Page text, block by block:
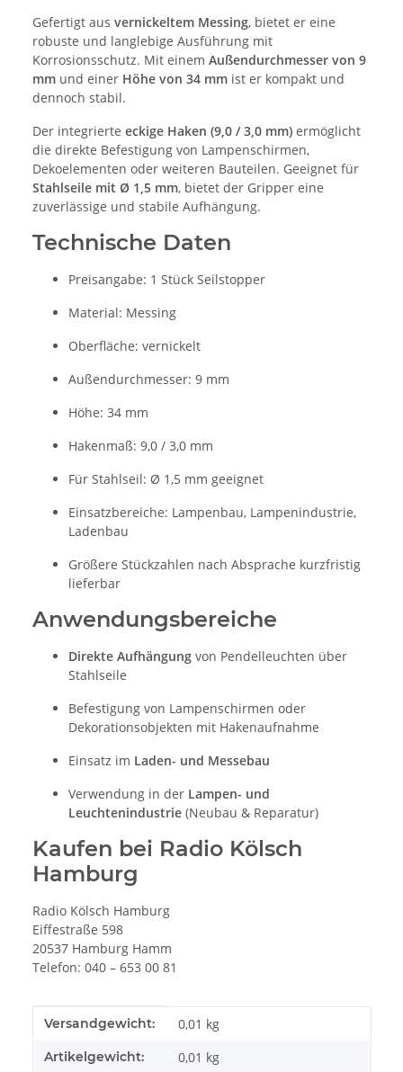
Gefertigt aus vernickeltem Messing, bietet er eine
robuste und langlebige Ausführung mit
Korrosionsschutz. Mit einem Außendurchmesser von 9
mm und einer Höhe von 34 mm ist er kompakt und
dennoch stabil.
Der integrierte eckige Haken (9,0 / 3,0 mm) ermöglicht
die direkte Befestigung von Lampenschirmen,
Dekoelementen oder weiteren Bauteilen. Geeignet für
Stahlseile mit Ø 1,5 mm, bietet der Gripper eine
zuverlässige und stabile Aufhängung.
Technische Daten
Preisangabe: 1 Stück Seilstopper
Material: Messing
Oberfläche: vernickelt
Außendurchmesser: 9 mm
Höhe: 34 mm
Hakenmaß: 9,0 / 3,0 mm
Für Stahlseil: Ø 1,5 mm geeignet
Einsatzbereiche: Lampenbau, Lampenindustrie,
Ladenbau
Größere Stückzahlen nach Absprache kurzfristig
lieferbar
Anwendungsbereiche
Direkte Aufhängung von Pendelleuchten über
Stahlseile
Befestigung von Lampenschirmen oder
Dekorationsobjekten mit Hakenaufnahme
Einsatz im Laden- und Messebau
Verwendung in der Lampen- und
Leuchtenindustrie (Neubau & Reparatur)
Kaufen bei Radio Kölsch
Hamburg
Radio Kölsch Hamburg
Eiffestraße 598
20537 Hamburg Hamm
Telefon: 040 – 653 00 81
Produkteigenschaft
Wert
Versandgewicht: 0,01 kg
Artikelgewicht: 0,01 kg